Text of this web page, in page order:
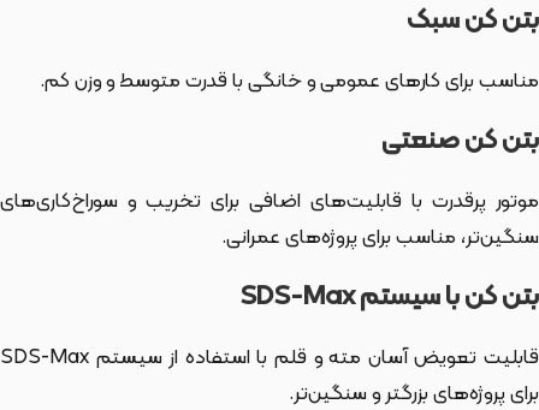
بتن کن سبک
مناسب برای کارهای عمومی و خانگی با قدرت متوسط و وزن کم.
بتن کن صنعتی
موتور پرقدرت با قابلیت‌های اضافی برای تخریب و سوراخ‌کاری‌های
سنگین‌تر، مناسب برای پروژه‌های عمرانی.
بتن کن با سیستم SDS-Max
قابلیت تعویض آسان مته و قلم با استفاده از سیستم SDS-Max
برای پروژه‌های بزرگتر و سنگین‌تر.